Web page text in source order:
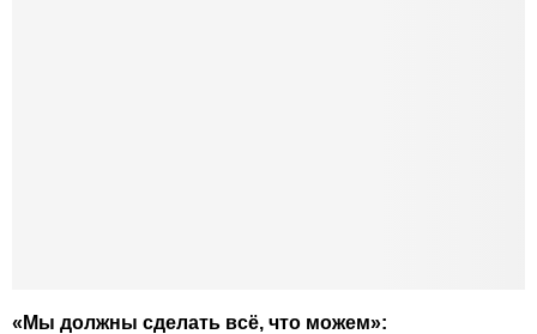
«Мы должны сделать всё, что можем»: